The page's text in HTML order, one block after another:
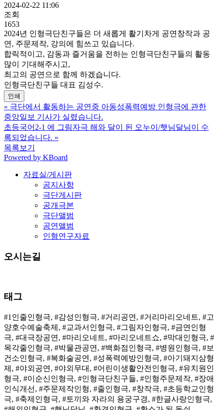
2024-02-22 11:06
조회
1653
2024년 인형극단친구들은 더 새롭게 활기차게 공연창작과 공
연, 주문제작, 강의에 힘쓰고 있습니다.
합릭적이고, 감동과 즐거움을 전하는 인형극단친구들의 활동
많이 기대해주시고,
최고의 공연으로 함께 하겠습니다.
인형극단친구들 대표 김성수.
인쇄
« 극단에서 활동하는 공연중 아동성폭력예방 인형극에 관한
중앙일보 기사가 실렸습니다.
초등국어2-1 에 그림자극 해와 달이 된 오누이/햇님달님이 수
록되었습니다. »
목록보기
Powered by KBoard
자료실/게시판
공지사항
극단게시판
공개극본
극단앨범
공연앨범
인형연구자료
오시는길
태그
#1인줄인형극, #감성인형극, #거리공연, #거리마리오네트, #고
양호수예술축제, #교과서인형극, #그림자인형극, #금연인형
극, #대극장공연, #마리오네트, #마리오네트쇼, #막대인형극, #
목각줄인형극, #박물관공연, #백화점인형극, #병원인형극, #보
건소인형극, #복화술공연, #성폭력예방인형극, #아기돼지삼형
제, #야외공연, #야외무대, #어린이생활안전인형극, #유치원인
형극, #이순신인형극, #인형극단친구들, #인형주문제작, #장애
인식개선, #주문제작인형, #줄인형극, #창작극, #초등학교인형
극, #축제인형극, #토끼와 자라의 용궁구경, #한글사랑인형극,